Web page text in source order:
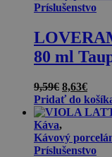
Príslušenstvo
80 ml
9,59€ Pôvodná
cena
bola:
8,63€
cena
je:
Pridať do
Káva,
Kávový
Príslušenstvo